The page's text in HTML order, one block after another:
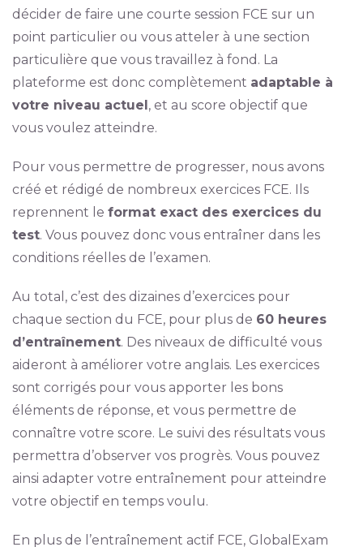
décider de faire une courte session FCE sur un
point particulier ou vous atteler à une section
particulière que vous travaillez à fond. La
plateforme est donc complètement adaptable à
votre niveau actuel, et au score objectif que
vous voulez atteindre.
Pour vous permettre de progresser, nous avons
créé et rédigé de nombreux exercices FCE. Ils
reprennent le format exact des exercices du
test. Vous pouvez donc vous entraîner dans les
conditions réelles de l’examen.
Au total, c’est des dizaines d’exercices pour
chaque section du FCE, pour plus de 60 heures
d’entraînement. Des niveaux de difficulté vous
aideront à améliorer votre anglais. Les exercices
sont corrigés pour vous apporter les bons
éléments de réponse, et vous permettre de
connaître votre score. Le suivi des résultats vous
permettra d’observer vos progrès. Vous pouvez
ainsi adapter votre entraînement pour atteindre
votre objectif en temps voulu.
En plus de l’entraînement actif FCE, GlobalExam